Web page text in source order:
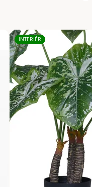
INTERIÉR